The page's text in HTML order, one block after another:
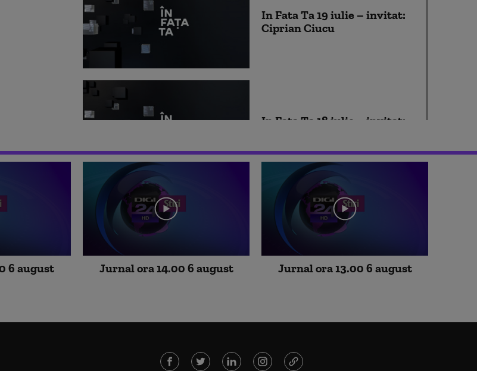
In Fata Ta 19 iulie – invitat:
Ciprian Ciucu
In Fata Ta 18 iulie – invitat:
In Fata Ta 12 iulie – invitat:
Mirela Nemtanu
6 august Jurnal ora 14.00 6 august Jurnal ora 13.00 6 august